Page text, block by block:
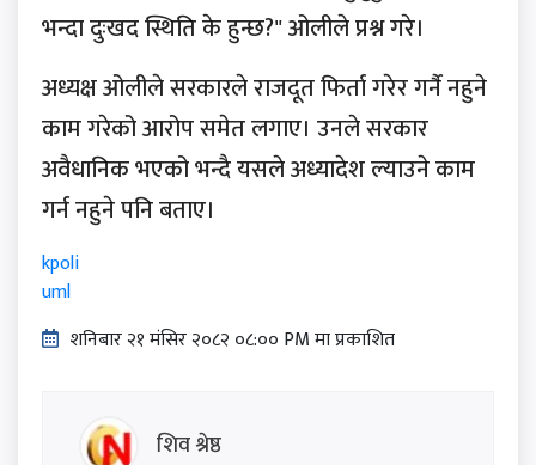
भन्दा दुःखद स्थिति के हुन्छ?" ओलीले प्रश्न गरे।
अध्यक्ष ओलीले सरकारले राजदूत फिर्ता गरेर गर्नै नहुने
काम गरेको आरोप समेत लगाए। उनले सरकार
अवैधानिक भएको भन्दै यसले अध्यादेश ल्याउने काम
गर्न नहुने पनि बताए।
kpoli
uml
शनिबार २१ मंसिर २०८२ ०८:०० PM मा प्रकाशित
शिव श्रेष्ठ